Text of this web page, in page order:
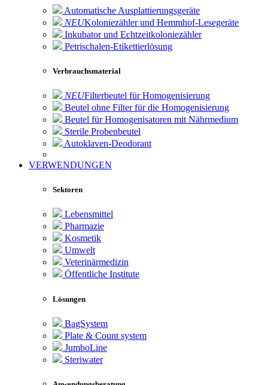
Automatische Ausplattierungsgeräte
NEUKoloniezähler und Hemmhof-Lesegeräte
Inkubator und Echtzeitkoloniezähler
Petrischalen-Etikettierlösung
Verbrauchsmaterial
NEUFilterbeutel für Homogenisierung
Beutel ohne Filter für die Homogenisierung
Beutel für Homogenisatoren mit Nährmedium
Sterile Probenbeutel
Autoklaven-Deodorant
VERWENDUNGEN
Sektoren
Lebensmittel
Pharmazie
Kosmetik
Umwelt
Veterinärmedizin
Öffentliche Institute
Lösungen
BagSystem
Plate & Count system
JumboLine
Steriwater